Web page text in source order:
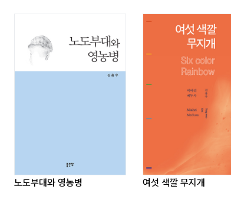
수는 없었고 인생의 쓴맛을 혓바닥에 묻혀 가기 시
入地)해도 되지 않을까.
로 지나온 일들을 써 가는데 일만 자도 아닌 36만
쌓고 살아온 죄 때문에 신준이를 데리고 나는 입으로
에게 미리 꽂아 놓은 쇠말뚝이 눈에 잡혀 현재 나의
무서운 밤이 있다는 사실도 알게 되었다. 고맙고 감
격려를 해주신 김재각 선배님, 최은숙 교정 담당님
노도부대와 영농병 여섯 색깔 무지개